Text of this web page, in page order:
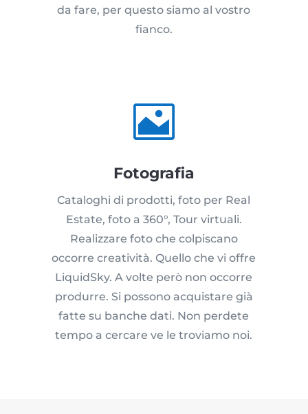
da fare, per questo siamo al vostro
fianco.

Fotografia
Cataloghi di prodotti, foto per Real
Estate, foto a 360°, Tour virtuali.
Realizzare foto che colpiscano
occorre creatività. Quello che vi offre
LiquidSky. A volte però non occorre
produrre. Si possono acquistare già
fatte su banche dati. Non perdete
tempo a cercare ve le troviamo noi.